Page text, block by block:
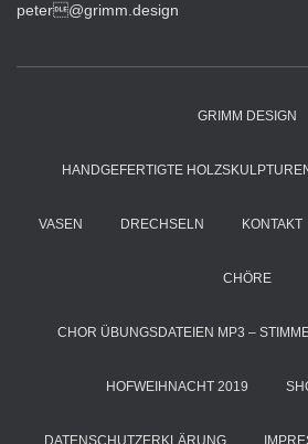
peter@grimm.design
GRIMM DESIGN
HANDGEFERTIGTE
VASEN DRECHSELN KONTAKT
CHÖRE
CHOR ÜBUNGSDATEIEN MP3 –
HOFWEIHNACHT 2019
DATENSCHUTZERKLÄRUNG